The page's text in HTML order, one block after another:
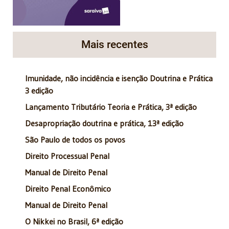
Mais recentes
Imunidade, não incidência e isenção Doutrina e Prática
3 edição
Lançamento Tributário Teoria e Prática, 3ª edição
Desapropriação doutrina e prática, 13ª edição
São Paulo de todos os povos
Direito Processual Penal
Manual de Direito Penal
Direito Penal Econômico
Manual de Direito Penal
O Nikkei no Brasil, 6ª edição